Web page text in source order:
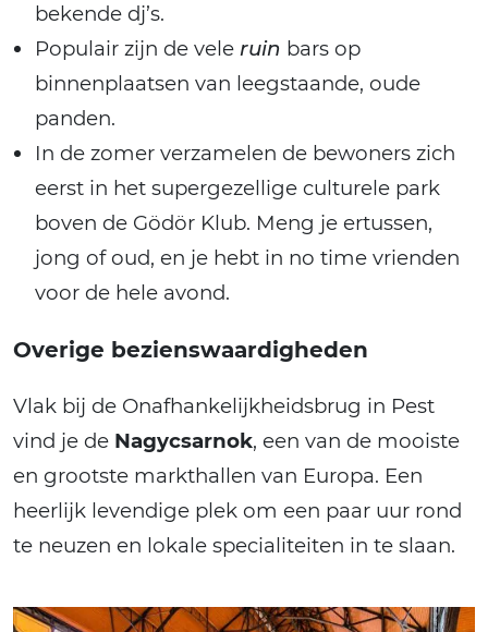
bekende dj’s.
Populair zijn de vele ruin bars op
binnenplaatsen van leegstaande, oude
panden.
In de zomer verzamelen de bewoners zich
eerst in het supergezellige culturele park
boven de Gödör Klub. Meng je ertussen,
jong of oud, en je hebt in no time vrienden
voor de hele avond.
Overige bezienswaardigheden
Vlak bij de Onafhankelijkheidsbrug in Pest
vind je de Nagycsarnok, een van de mooiste
en grootste markthallen van Europa. Een
heerlijk levendige plek om een paar uur rond
te neuzen en lokale specialiteiten in te slaan.